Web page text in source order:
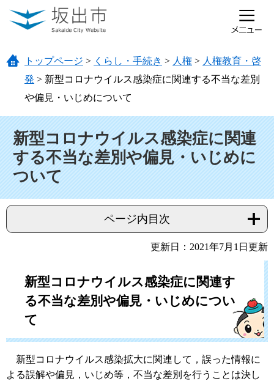
ページの先頭です。
メニューを飛ばして本文へ
トップページ > くらし・手続き > 人権 > 人権教育・啓
発 > 新型コロナウイルス感染症に関連する不当な差別
や偏見・いじめについて
新型コロナウイルス感染症に関連
する不当な差別や偏見・いじめに
ついて
ページ内目次
更新日：2021年7月1日更新
新型コロナウイルス感染症に関連す
る不当な差別や偏見・いじめについ
て
新型コロナウイルス感染拡大に関連して，誤った情報に
よる誤解や偏見，いじめ等，不当な差別を行うことは決し